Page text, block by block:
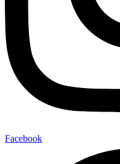
Facebook